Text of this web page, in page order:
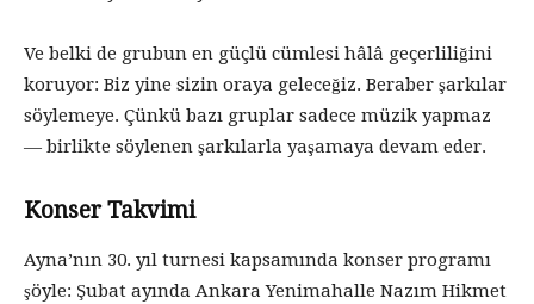
Ve belki de grubun en güçlü cümlesi hâlâ geçerliliğini
koruyor: Biz yine sizin oraya geleceğiz. Beraber şarkılar
söylemeye. Çünkü bazı gruplar sadece müzik yapmaz
— birlikte söylenen şarkılarla yaşamaya devam eder.
Konser Takvimi
Ayna’nın 30. yıl turnesi kapsamında konser programı
şöyle: Şubat ayında Ankara Yenimahalle Nazım Hikmet